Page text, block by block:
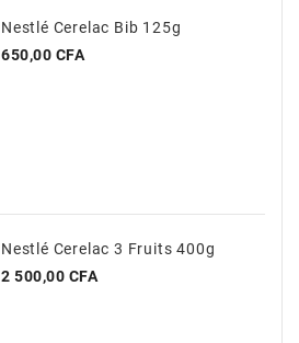
Nestlé Cerelac Bib 125g
Prix
650,00 CFA
Nestlé Cerelac 3 Fruits 400g
Prix
2 500,00 CFA